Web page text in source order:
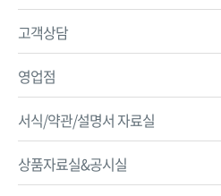
고객상담
영업점
서식/약관/설명서 자료실
상품자료실&공시실